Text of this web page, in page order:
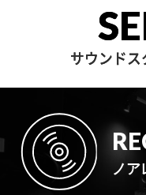
サウンド
ノ